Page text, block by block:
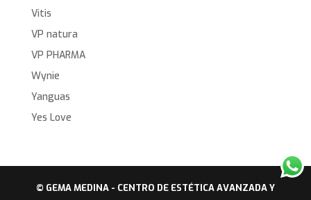
Vitis
VP natura
VP PHARMA
Wynie
Yanguas
Yes Love
© GEMA MEDINA - CENTRO DE ESTÉTICA AVANZADA Y